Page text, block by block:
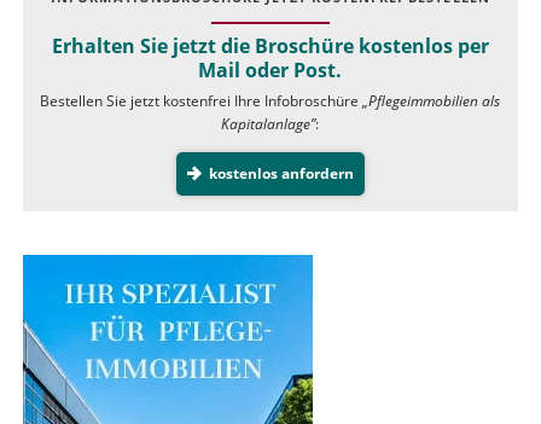
Erhalten Sie jetzt die Broschüre kostenlos per
Mail oder Post.
Bestellen Sie jetzt kostenfrei Ihre Infobroschüre„Pflegeimmobilien als
Kapitalanlage”:
kostenlos anfordern